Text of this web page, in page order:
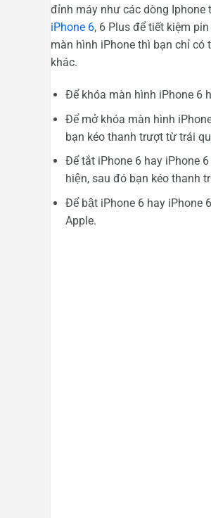
đỉnh máy như các dòng Iphone
iPhone 6, 6 Plus để tiết kiệm
màn hình iPhone thì bạn chỉ
khác.
Để khóa màn hình iPhone 6
Để mở khóa màn hình
bạn kéo thanh trượt từ trái
Để tắt iPhone 6 hay iPhone
hiện, sau đó bạn kéo thanh
Để bật iPhone 6 hay iPhone
Apple.